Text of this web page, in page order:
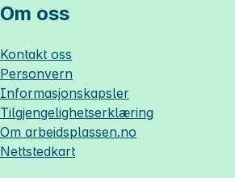
Om oss
Kontakt oss
Personvern
Informasjonskapsler
Tilgjengelighetserklæring
Om arbeidsplassen.no
Nettstedkart